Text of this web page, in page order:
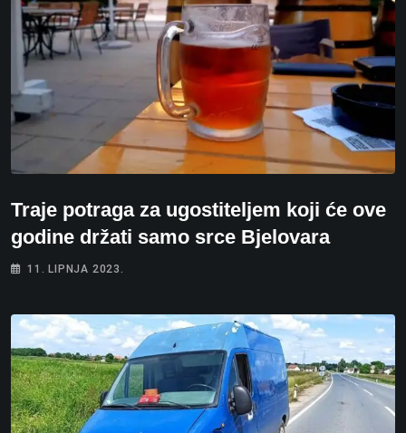
Traje potraga za ugostiteljem koji će ove
godine držati samo srce Bjelovara
11. LIPNJA 2023.